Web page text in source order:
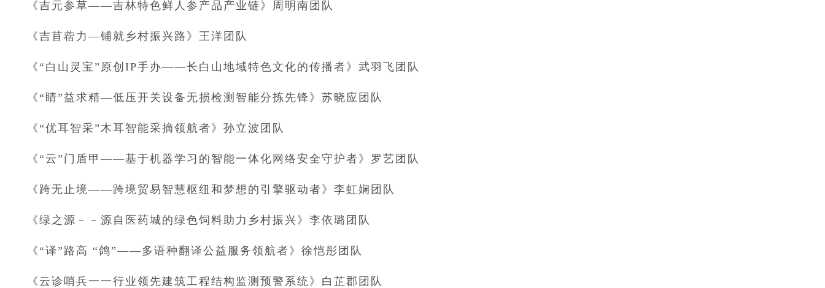
《吉元参草——吉林特色鲜人参产品产业链》周明南团队
《吉苜蓿力—铺就乡村振兴路》王洋团队
《“白山灵宝”原创IP手办——长白山地域特色文化的传播者》武羽飞团队
《“睛”益求精—低压开关设备无损检测智能分拣先锋》苏晓应团队
《“优耳智采”木耳智能采摘领航者》孙立波团队
《“云”门盾甲——基于机器学习的智能一体化网络安全守护者》罗艺团队
《跨无止境——跨境贸易智慧枢纽和梦想的引擎驱动者》李虹娴团队
《绿之源﹣﹣源自医药城的绿色饲料助力乡村振兴》李依璐团队
《“译”路高 “鸽”——多语种翻译公益服务领航者》徐恺彤团队
《云诊哨兵一一行业领先建筑工程结构监测预警系统》白芷郡团队